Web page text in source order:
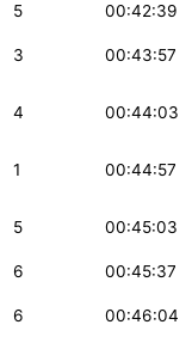
5 00:42:39
3 00:43:57
4 00:44:03
1 00:44:57
5 00:45:03
6 00:45:37
6 00:46:04